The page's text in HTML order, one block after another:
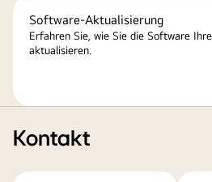
Software-Aktualisierung
Erfahren Sie, wie Sie die Software
aktualisieren.
Kontakt